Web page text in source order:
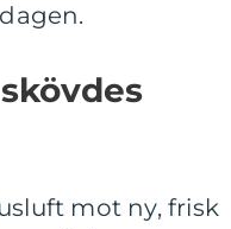
mot ny, frisk